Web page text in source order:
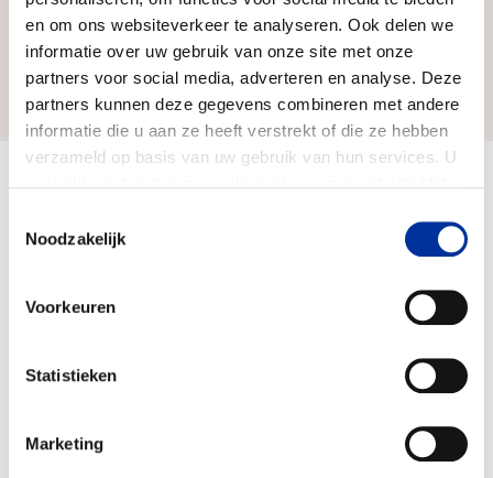
en om ons websiteverkeer te analyseren. Ook delen we
informatie over uw gebruik van onze site met onze
partners voor social media, adverteren en analyse. Deze
partners kunnen deze gegevens combineren met andere
informatie die u aan ze heeft verstrekt of die ze hebben
verzameld op basis van uw gebruik van hun services. U
Noodzakelijk
Voorkeuren
Statistieken
Marketing
Zo bereiken we ons doel